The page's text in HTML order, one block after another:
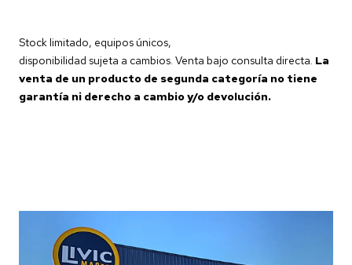
Stock limitado, equipos únicos,
disponibilidad sujeta a cambios. Venta bajo consulta directa. La
venta de un producto de segunda categoría no tiene
garantía ni derecho a cambio y/o devolución.